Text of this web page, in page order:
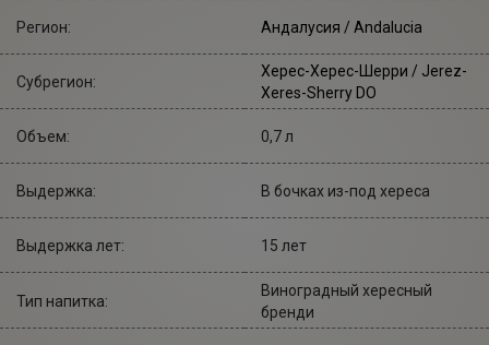
Регион: Андалусия / Andalucia
Субрегион:
Херес-Херес-Шерри / Jerez-
Xeres-Sherry DO
Объем: 0,7 л
Выдержка: В бочках из-под хереса
Выдержка лет: 15 лет
Тип напитка:
Виноградный хересный
бренди